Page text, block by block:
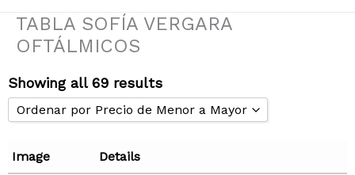
TABLA SOFÍA VERGARA
OFTÁLMICOS
Showing all 69 results
Ordenar por Precio de Menor a Mayor
Ordenar por Popularidad
Image Details